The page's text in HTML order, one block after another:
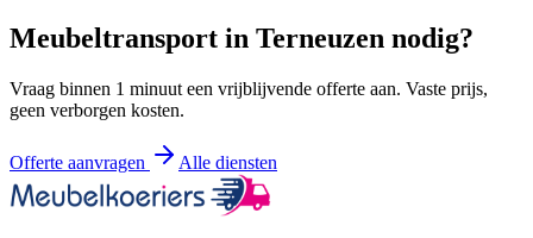
Meubeltransport in Terneuzen nodig?
Vraag binnen 1 minuut een vrijblijvende offerte aan. Vaste prijs,
geen verborgen kosten.
Offerte aanvragen Alle diensten